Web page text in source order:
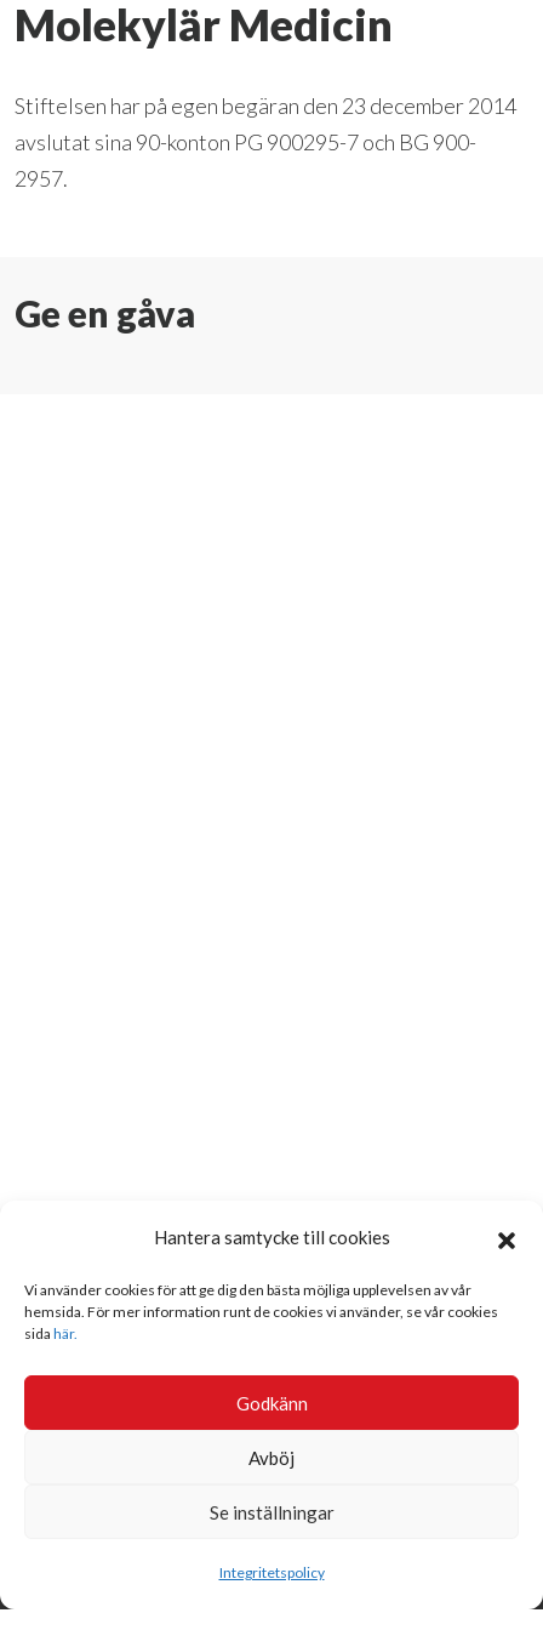
Hantera samtycke till cookies
Vi använder cookies för att ge dig den bästa möjliga upplevelsen av vår
hemsida. För mer information runt de cookies vi använder, se vår cookies
sida här.
Godkänn
Avböj
Se inställningar
Integritetspolicy
Molekylär Medicin
Stiftelsen har på egen begäran den 23 december 2014
avslutat sina 90-konton PG 900295-7 och BG 900-
2957.
Ge en gåva